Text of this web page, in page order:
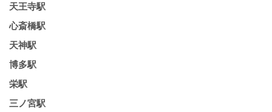
天王寺駅
心斎橋駅
天神駅
博多駅
栄駅
三ノ宮駅